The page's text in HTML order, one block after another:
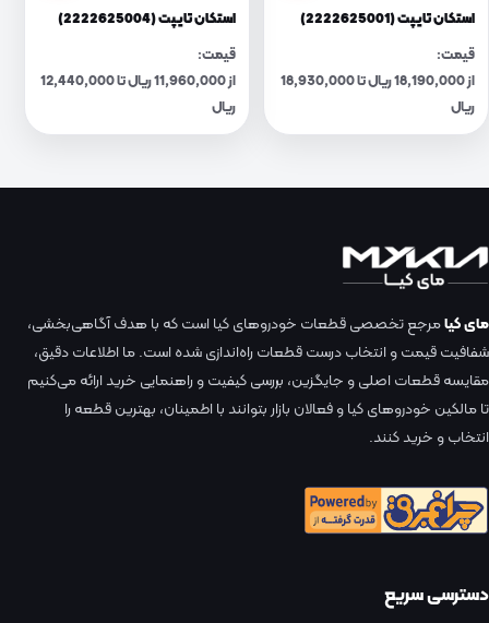
استکان تایپت (2222625001)
قیمت:
از 18,190,000 ریال تا 18,930,000
ریال
استکان تایپت (2222625004)
قیمت:
از 11,960,000 ریال تا 12,440,000
ریال
مای کیامرجع تخصصی قطعات خودروهای کیا است که با هدف آگاهی‌بخشی،
شفافیت قیمت و انتخاب درست قطعات راه‌اندازی شده است. ما اطلاعات دقیق،
مقایسه قطعات اصلی و جایگزین، بررسی کیفیت و راهنمایی خرید ارائه می‌کنیم
تا مالکین خودروهای کیا و فعالان بازار بتوانند با اطمینان، بهترین قطعه را
انتخاب و خرید کنند.
دسترسی سریع